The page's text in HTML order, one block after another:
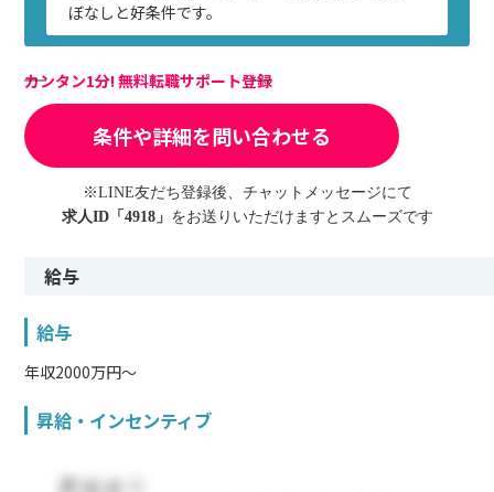
ぼなしと好条件です。
カンタン1分! 無料転職サポート登録
条件や詳細を問い合わせる
※LINE友だち登録後、チャットメッセージにて
求人ID「4918」 をお送りいただけますとスムーズです
給与
給与
年収2000万円〜
昇給・インセンティブ